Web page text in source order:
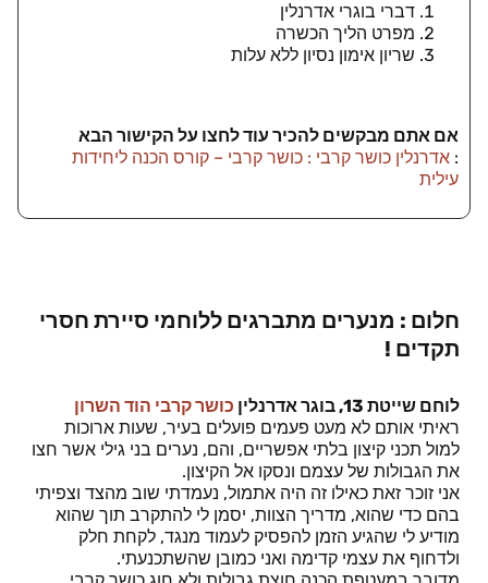
דברי בוגרי אדרנלין
מפרט הליך הכשרה
שריון אימון נסיון ללא עלות
אם אתם מבקשים להכיר עוד לחצו על הקישור הבא
: אדרנלין כושר קרבי : כושר קרבי – קורס הכנה ליחידות
עילית
חלום : מנערים מתברגים ללוחמי סיירת חסרי
תקדים !
לוחם שייטת 13, בוגר אדרנלין
כושר קרבי הוד השרון
ראיתי אותם לא מעט פעמים פועלים בעיר, שעות ארוכות
למול תכני קיצון בלתי אפשריים, והם, נערים בני גילי אשר חצו
את הגבולות של עצמם ונסקו אל הקיצון.
אני זוכר זאת כאילו זה היה אתמול, נעמדתי שוב מהצד וצפיתי
בהם כדי שהוא, מדריך הצוות, יסמן לי להתקרב תוך שהוא
מודיע לי שהגיע הזמן להפסיק לעמוד מנגד, לקחת חלק
ולדחוף את עצמי קדימה ואני כמובן שהשתכנעתי.